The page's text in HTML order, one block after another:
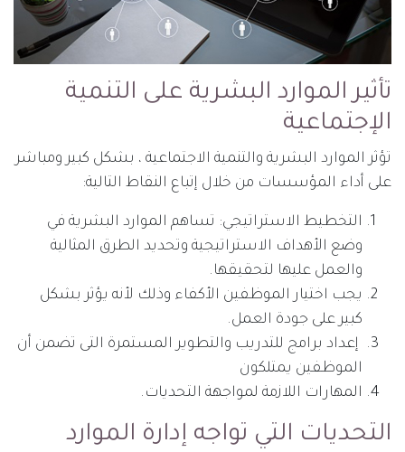
تأثير الموارد البشرية على التنمية
الإجتماعية
تؤثر الموارد البشرية والتنمية الاجتماعية ، بشكل كبير ومباشر
على أداء المؤسسات من خلال إتباع النقاط التالية:
التخطيط الاستراتيجي: تساهم الموارد البشرية في
وضع الأهداف الاستراتيجية وتحديد الطرق المثالية
والعمل عليها لتحقيقها.
يجب اختيار الموظفين الأكفاء وذلك لأنه يؤثر بشكل
كبير على جودة العمل.
إعداد برامج للتدريب والتطوير المستمرة التى تضمن أن
الموظفين يمتلكون
المهارات اللازمة لمواجهة التحديات.
التحديات التي تواجه إدارة الموارد